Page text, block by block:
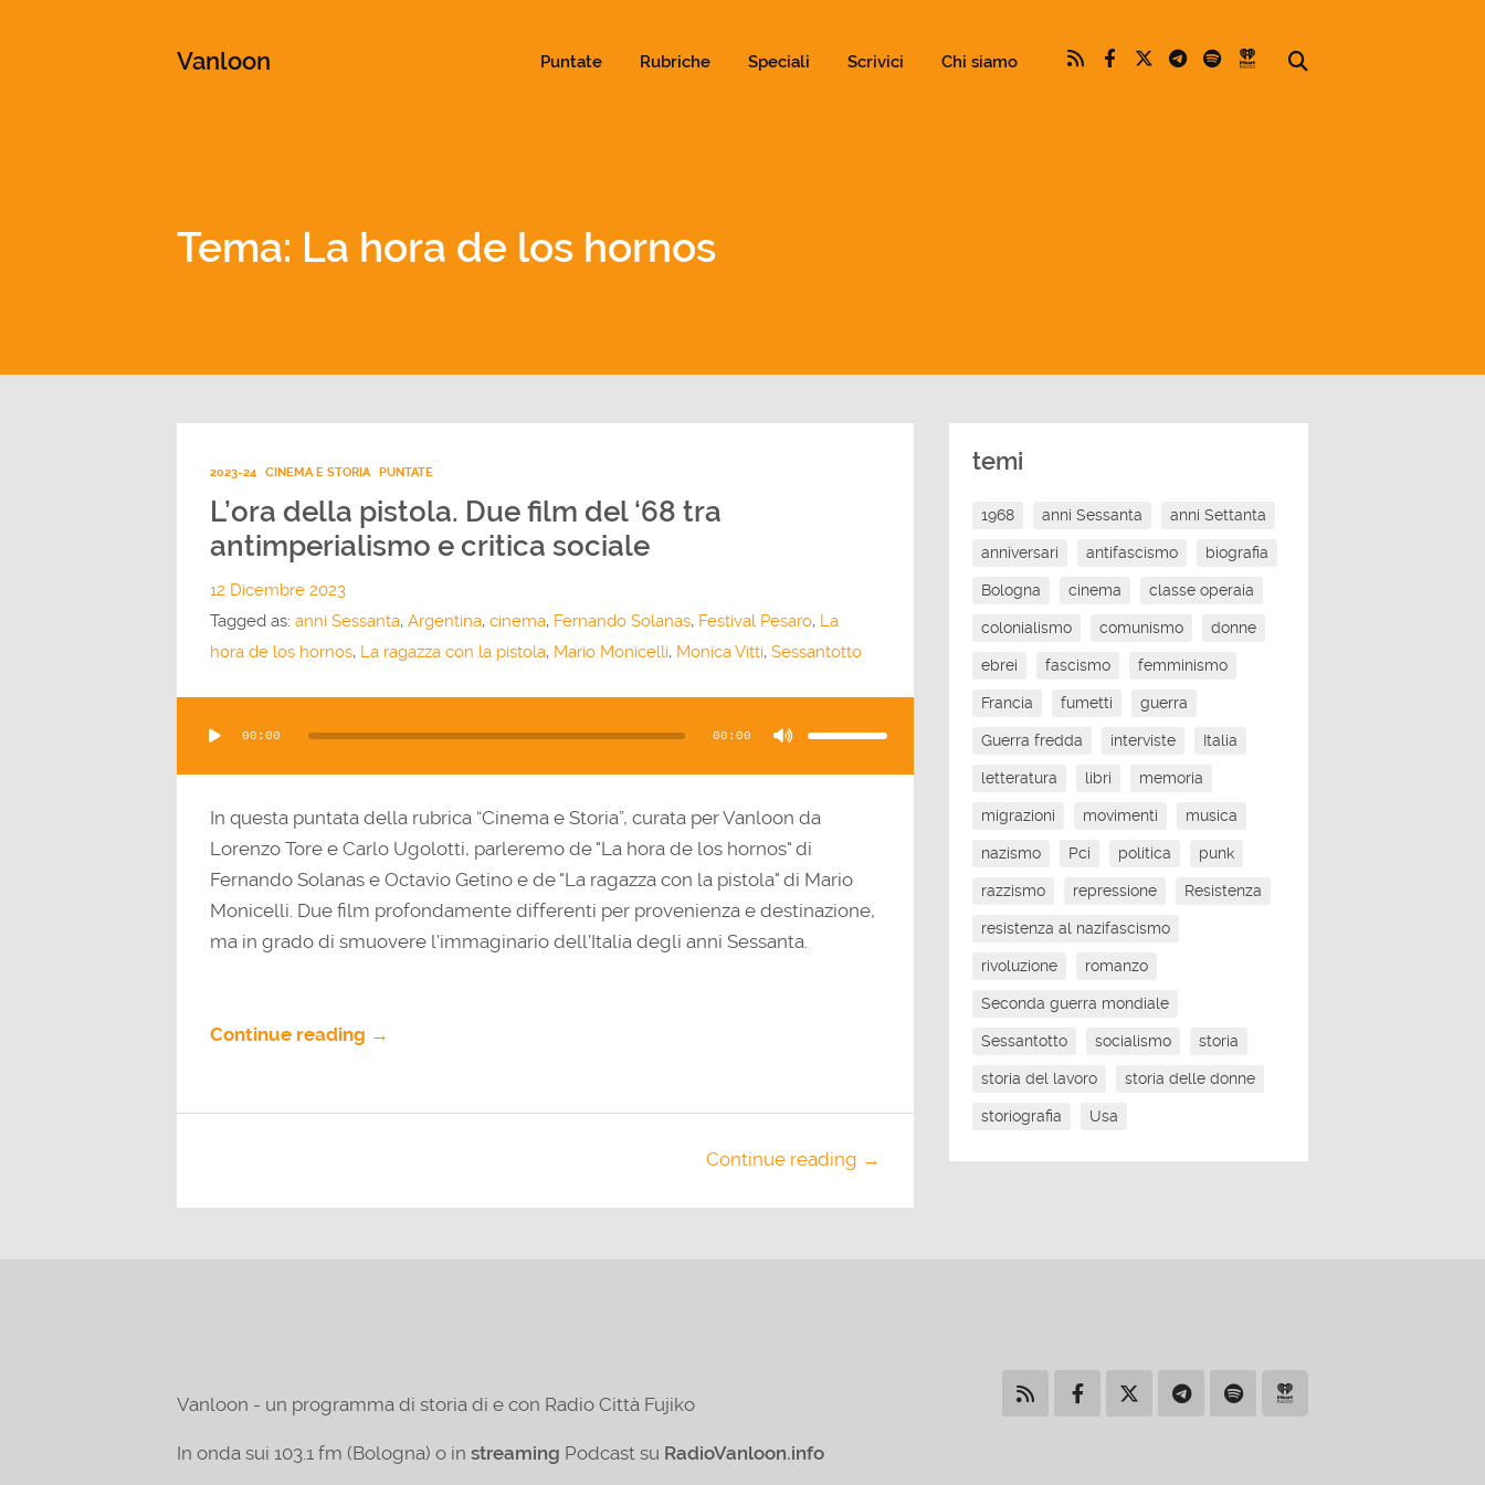
Vanloon Puntate Rubriche Speciali Scrivici Chi siamo
Tema: La hora de los hornos
2023-24 CINEMA E STORIA PUNTATE
L’ora della pistola. Due film del ‘68 tra
antimperialismo e critica sociale
12 Dicembre 2023
Tagged as: anni Sessanta, Argentina, cinema, Fernando Solanas, Festival Pesaro, La
hora de los hornos, La ragazza con la pistola, Mario Monicelli, Monica Vitti, Sessantotto
Player
00:00 00:00
Usa
freccia
aumentare
il
volume.
In questa puntata della rubrica “Cinema e Storia”, curata per Vanloon da
Lorenzo Tore e Carlo Ugolotti, parleremo de "La hora de los hornos" di
Fernando Solanas e Octavio Getino e de "La ragazza con la pistola" di Mario
Monicelli. Due film profondamente differenti per provenienza e destinazione,
ma in grado di smuovere l'immaginario dell'Italia degli anni Sessanta.
Continue reading →
Continue reading →
temi
1968 anni Sessanta anni Settanta
anniversari antifascismo biografia
Bologna cinema classe operaia
colonialismo comunismo donne
ebrei fascismo femminismo
Francia fumetti guerra
Guerra fredda interviste Italia
letteratura libri memoria
migrazioni movimenti musica
nazismo Pci politica punk
razzismo repressione Resistenza
resistenza al nazifascismo
rivoluzione romanzo
Seconda guerra mondiale
Sessantotto socialismo storia
storia del lavoro storia delle donne
storiografia Usa
Vanloon - un programma di storia di e con Radio Città Fujiko
In onda sui 103.1 fm (Bologna) o in streaming Podcast su RadioVanloon.info